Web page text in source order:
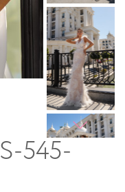
S-545-